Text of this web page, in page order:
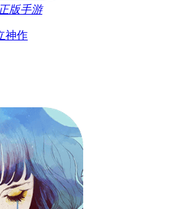
版手游
神作